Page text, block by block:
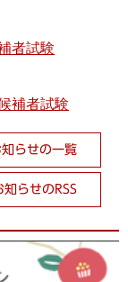
者試験
補者試験
らせの一覧
知らせのRSS